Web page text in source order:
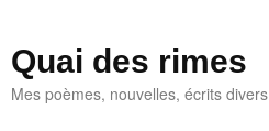
Quai des rimes
Mes poèmes, nouvelles, écrits divers